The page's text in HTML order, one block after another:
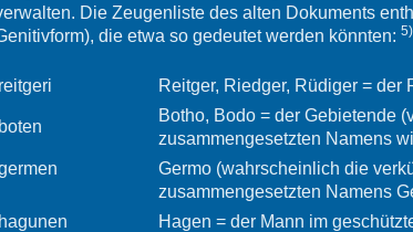
Die Zeugenliste des alten Dokuments
die etwa so gedeutet werden könnten: 5)
reitgeri Reitger, Riedger, Rüdiger = der
boten
Botho, Bodo = der Gebietende
zusammengesetzten Namens
Germo (wahrscheinlich die
zusammengesetzten Namens
hagunen
Hagen = der Mann im